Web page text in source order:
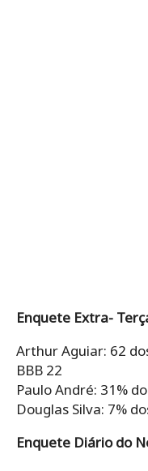
Enquete Extra-
Arthur Aguiar: 62
BBB 22
Paulo André: 31%
Douglas Silva: 7%
Enquete Diário do